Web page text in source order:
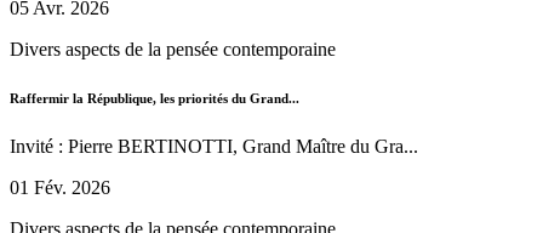
05 Avr. 2026
Divers aspects de la pensée contemporaine
Raffermir la République, les priorités du Grand...
Invité : Pierre BERTINOTTI, Grand Maître du Gra...
01 Fév. 2026